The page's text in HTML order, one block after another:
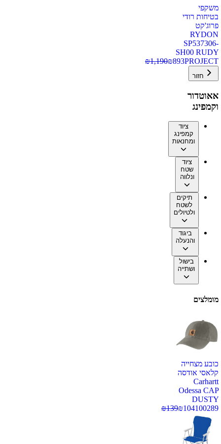
משקפי
בטיחות רודי
פרוג'קט
RYDON
SP537306-
SH00 RUDY
PROJECT
₪893
₪1,190
חזור
אאוטדור
וקמפינג
ציוד
קמפינג
ומחנאות
ציוד
שטח
ונלווה
תיקים
לשטח
ולטיולים
ביגוד
והנעלה
בישול
ושתייה
מומלצים
כובע מצחייה
קלאסי אודסה
Carhartt
Odessa CAP
DUSTY
100289
₪104
₪139